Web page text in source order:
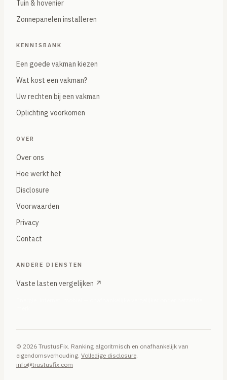
Tuin & hovenier
Zonnepanelen installeren
KENNISBANK
Een goede vakman kiezen
Wat kost een vakman?
Uw rechten bij een vakman
Oplichting voorkomen
OVER
Over ons
Hoe werkt het
Disclosure
Voorwaarden
Privacy
Contact
ANDERE DIENSTEN
Vaste lasten vergelijken ↗
© 2026 TrustusFix. Ranking algoritmisch en onafhankelijk van
eigendomsverhouding. Volledige disclosure
info@trustusfix.com